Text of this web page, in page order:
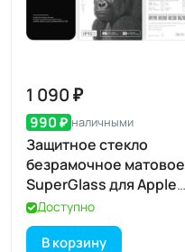
1 090 ₽
990 ₽ наличными
Защитное стекло
безрамочное матовое
SuperGlass для Apple
iPhone 17 / 16 Pro
Доступно
В корзину